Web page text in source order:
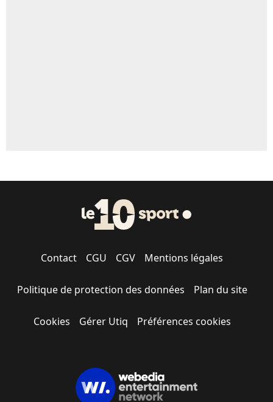
Contact CGU CGV Mentions légales
Politique de protection des données Plan du site
Cookies Gérer Utiq Préférences cookies